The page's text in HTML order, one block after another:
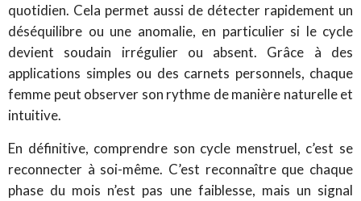
quotidien. Cela permet aussi de détecter rapidement un
déséquilibre ou une anomalie, en particulier si le cycle
devient soudain irrégulier ou absent. Grâce à des
applications simples ou des carnets personnels, chaque
femme peut observer son rythme de manière naturelle et
intuitive.
En définitive, comprendre son cycle menstruel, c’est se
reconnecter à soi-même. C’est reconnaître que chaque
phase du mois n’est pas une faiblesse, mais un signal